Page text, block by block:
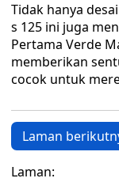
Tidak hanya
s 125 ini juga
Pertama Verde
memberikan
cocok untuk
Laman
Laman: